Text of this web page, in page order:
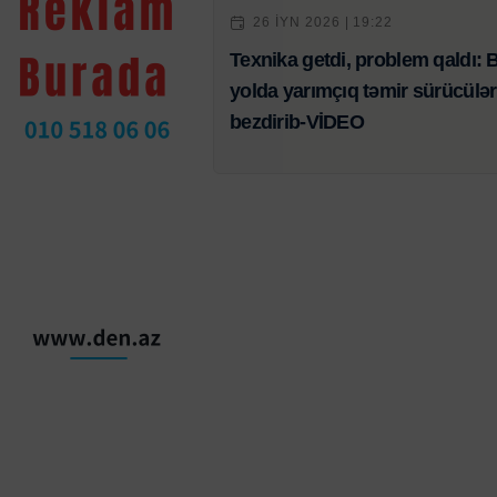
26 IYN 2026 | 19:22
Texnika getdi, problem qaldı:
yolda yarımçıq təmir
bezdirib-VİDEO